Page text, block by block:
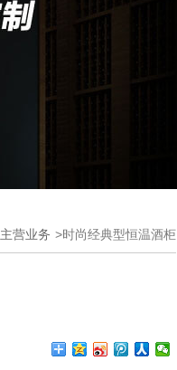
主营业务 >时尚经典型恒温酒柜